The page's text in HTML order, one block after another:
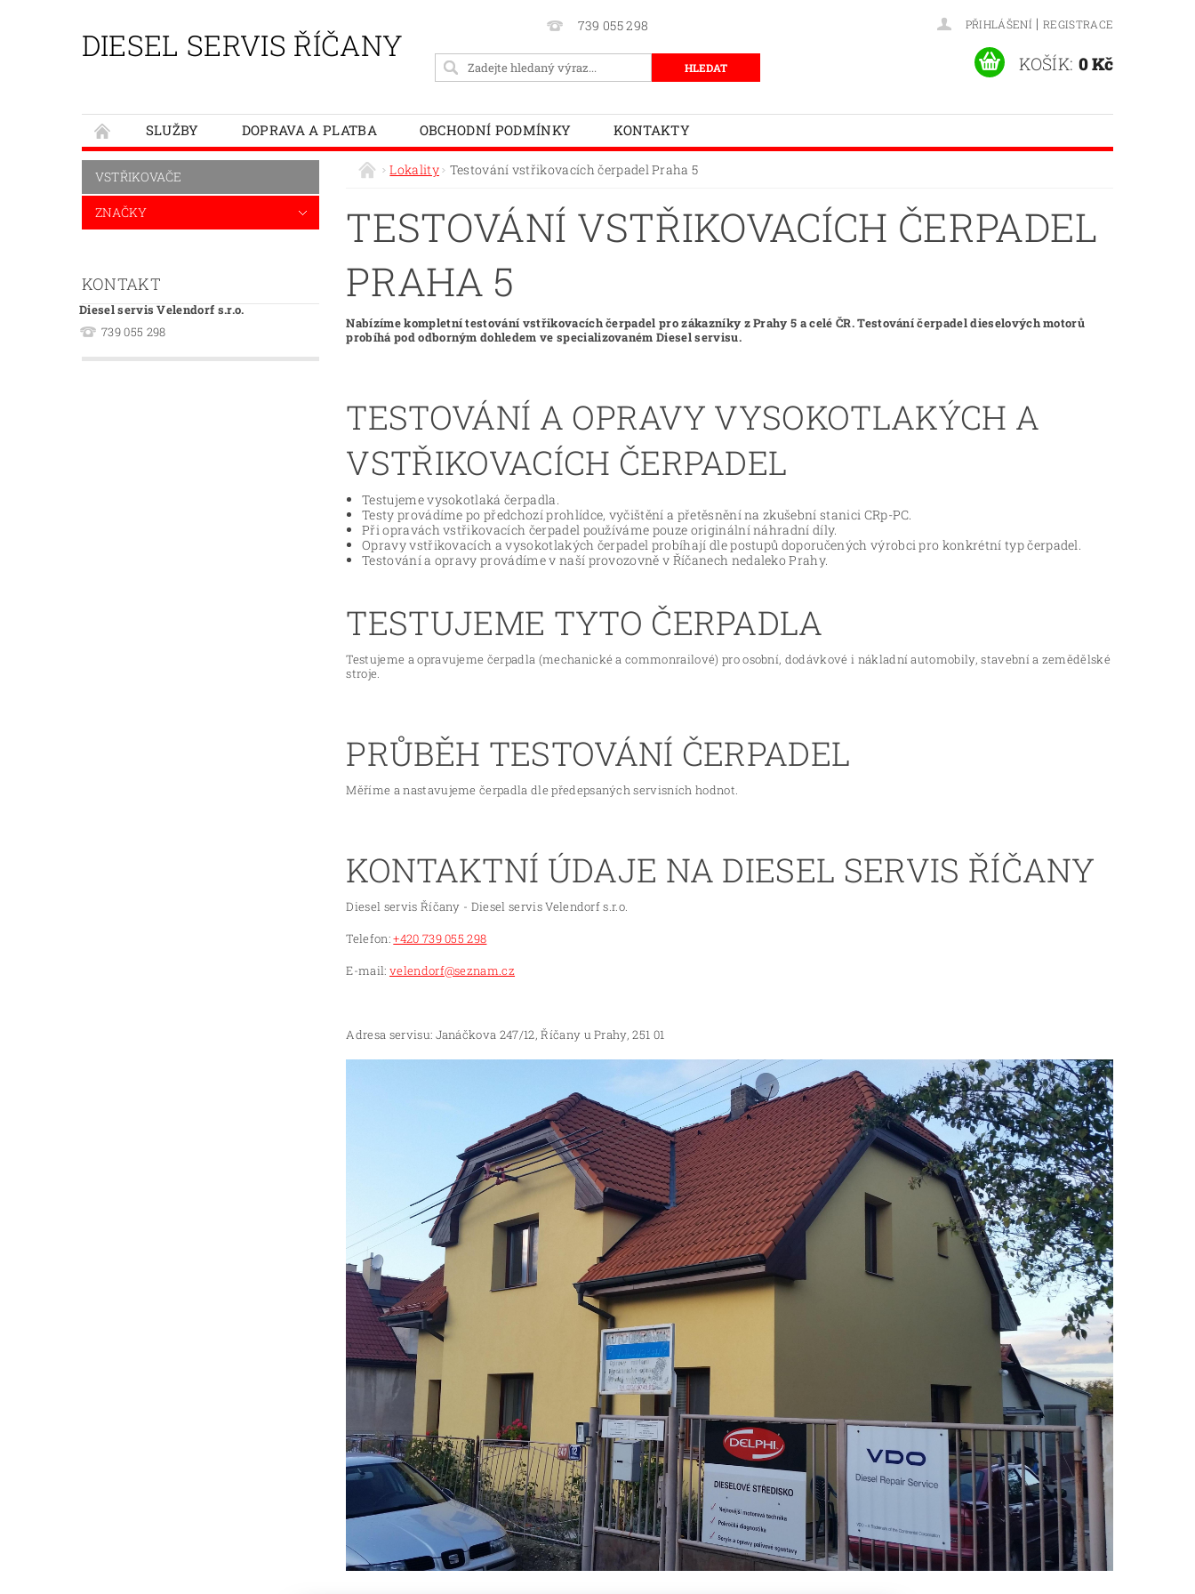
DIESEL SERVIS ŘÍČANY
739 055 298 PŘIHLÁŠENÍ | REGISTRACE
KOŠÍK: 0 Kč
SLUŽBY DOPRAVA A PLATBA OBCHODNÍ PODMÍNKY KONTAKTY
VSTŘIKOVAČE
ZNAČKY
KONTAKT
Diesel servis Velendorf s.r.o.
739 055 298
Lokality Testování vstřikovacích čerpadel Praha 5
TESTOVÁNÍ VSTŘIKOVACÍCH ČERPADEL
PRAHA 5
Nabízíme kompletní testování vstřikovacích čerpadel pro zákazníky z Prahy 5 a celé ČR. Testování čerpadel dieselových motorů
probíhá pod odborným dohledem ve specializovaném Diesel servisu.
TESTOVÁNÍ A OPRAVY VYSOKOTLAKÝCH A
VSTŘIKOVACÍCH ČERPADEL
Testujeme vysokotlaká čerpadla.
Testy provádíme po předchozí prohlídce, vyčištění a přetěsnění na zkušební stanici CRp-PC.
Při opravách vstřikovacích čerpadel používáme pouze originální náhradní díly.
Opravy vstřikovacích a vysokotlakých čerpadel probíhají dle postupů doporučených výrobci pro konkrétní typ čerpadel.
Testování a opravy provádíme v naší provozovně v Říčanech nedaleko Prahy.
TESTUJEME TYTO ČERPADLA
Testujeme a opravujeme čerpadla (mechanické a commonrailové) pro osobní, dodávkové i nákladní automobily, stavební a zemědělské
stroje.
PRŮBĚH TESTOVÁNÍ ČERPADEL
Měříme a nastavujeme čerpadla dle předepsaných servisních hodnot.
KONTAKTNÍ ÚDAJE NA DIESEL SERVIS ŘÍČANY
Diesel servis Říčany - Diesel servis Velendorf s.r.o.
Telefon:+420 739 055 298
E-mail: velendorf@seznam.cz
Adresa servisu: Janáčkova 247/12, Říčany u Prahy, 251 01